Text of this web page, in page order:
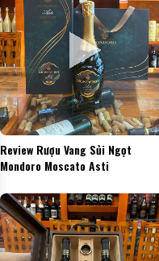
Review Rượu Vang Sủi Ngọt
Mondoro Moscato Asti